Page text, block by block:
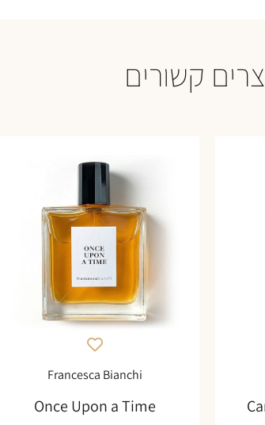
קשורים
Francesca Bianchi
Once Upon a Time